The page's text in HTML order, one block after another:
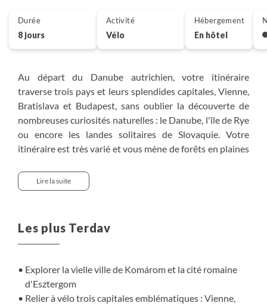
Au départ du Danube autrichien, votre itinéraire
traverse trois pays et leurs splendides capitales, Vienne,
Bratislava et Budapest, sans oublier la découverte de
nombreuses curiosités naturelles : le Danube, l'île de Rye
ou encore les landes solitaires de Slovaquie. Votre
itinéraire est très varié et vous mène de forêts en plaines
capitales européennes emblématiques. Laissez-vous
également séduire par les nombreuses attractions
du castel de Kelemantia ou encore des charmants
centre-villes historiques traversés.
Lire la suite
Les plus Terdav
Explorer la vielle ville de Komárom et la cité romaine
d'Esztergom
Relier à vélo trois capitales emblématiques : Vienne,
Durée
8 jours
Activité
Vélo
Hébergement
En hôtel